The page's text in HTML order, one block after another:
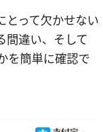
とって欠かせない
間違い、そして
を簡単に確認で